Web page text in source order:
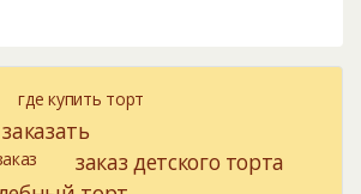
где купить торт
заказ детского торта